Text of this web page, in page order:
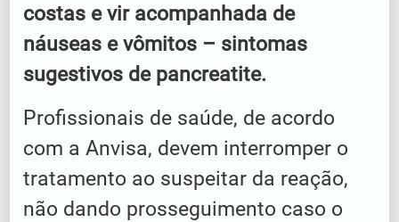
costas e vir acompanhada de
náuseas e vômitos – sintomas
sugestivos de pancreatite.
Profissionais de saúde, de acordo
com a Anvisa, devem interromper o
tratamento ao suspeitar da reação,
não dando prosseguimento caso o